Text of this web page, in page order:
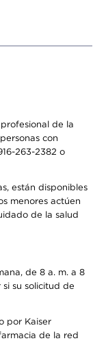
de la
con
263-2382 o
están disponibles
menores actúen
de la salud
de 8 a. m. a 8
su solicitud de
por Kaiser
de la red